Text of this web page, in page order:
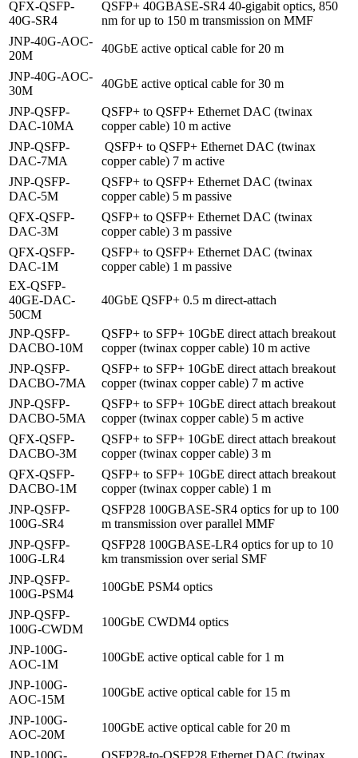
QFX-QSFP-
40G-SR4
QSFP+ 40GBASE-SR4 40-gigabit optics, 850
nm for up to 150 m transmission on MMF
JNP-40G-AOC-
20M
40GbE active optical cable for 20 m
JNP-40G-AOC-
30M
40GbE active optical cable for 30 m
JNP-QSFP-
DAC-10MA
QSFP+ to QSFP+ Ethernet DAC (twinax
copper cable) 10 m active
JNP-QSFP-
DAC-7MA
QSFP+ to QSFP+ Ethernet DAC (twinax
copper cable) 7 m active
JNP-QSFP-
DAC-5M
QSFP+ to QSFP+ Ethernet DAC (twinax
copper cable) 5 m passive
QFX-QSFP-
DAC-3M
QSFP+ to QSFP+ Ethernet DAC (twinax
copper cable) 3 m passive
QFX-QSFP-
DAC-1M
QSFP+ to QSFP+ Ethernet DAC (twinax
copper cable) 1 m passive
EX-QSFP-
40GE-DAC-
50CM
40GbE QSFP+ 0.5 m direct-attach
JNP-QSFP-
DACBO-10M
QSFP+ to SFP+ 10GbE direct attach breakout
copper (twinax copper cable) 10 m active
JNP-QSFP-
DACBO-7MA
QSFP+ to SFP+ 10GbE direct attach breakout
copper (twinax copper cable) 7 m active
JNP-QSFP-
DACBO-5MA
QSFP+ to SFP+ 10GbE direct attach breakout
copper (twinax copper cable) 5 m active
QFX-QSFP-
DACBO-3M
QSFP+ to SFP+ 10GbE direct attach breakout
copper (twinax copper cable) 3 m
QFX-QSFP-
DACBO-1M
QSFP+ to SFP+ 10GbE direct attach breakout
copper (twinax copper cable) 1 m
JNP-QSFP-
100G-SR4
QSFP28 100GBASE-SR4 optics for up to 100
m transmission over parallel MMF
JNP-QSFP-
100G-LR4
QSFP28 100GBASE-LR4 optics for up to 10
km transmission over serial SMF
JNP-QSFP-
100G-PSM4
100GbE PSM4 optics
JNP-QSFP-
100G-CWDM
100GbE CWDM4 optics
JNP-100G-
AOC-1M
100GbE active optical cable for 1 m
JNP-100G-
AOC-15M
100GbE active optical cable for 15 m
JNP-100G-
AOC-20M
100GbE active optical cable for 20 m